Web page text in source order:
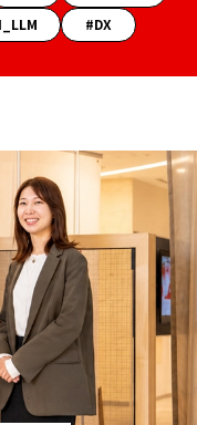
DX